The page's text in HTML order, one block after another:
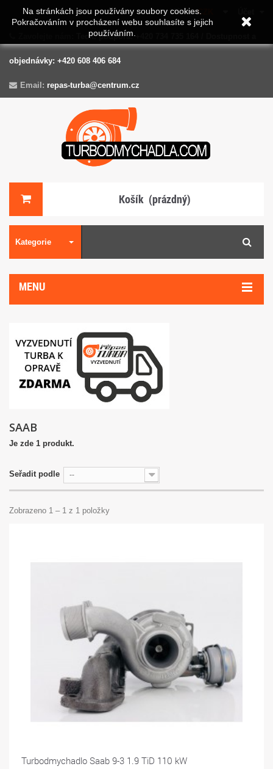
Na stránkách jsou používány soubory cookies.
Pokračováním v procházení webu souhlasíte s jejich
používáním.
Měna : CZK
Tech. podpora: +420 734 735 164 / Dostupnost a
objednávky: +420 608 406 684
Email: repas-turba@centrum.cz
Košík (prázdný)
Kategorie
MENU
SAAB
Je zde 1 produkt.
Seřadit podle --
Zobrazeno 1 – 1 z 1 položky
Turbodmychadlo Saab 9-3 1.9 TiD 110 kW